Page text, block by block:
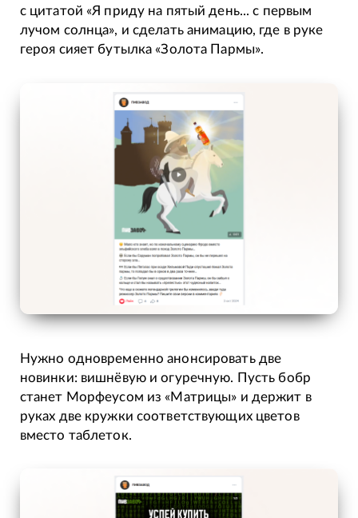
с цитатой «Я приду на пятый день... с первым
лучом солнца», и сделать анимацию, где в руке
героя сияет бутылка «Золота Пармы».
Нужно одновременно анонсировать две
новинки: вишнёвую и огуречную. Пусть бобр
станет Морфеусом из «Матрицы» и держит в
руках две кружки соответствующих цветов
вместо таблеток.